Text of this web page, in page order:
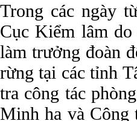
Trong các ngày
Cục Kiểm lâm
làm trưởng đoàn
rừng tại các tỉnh
tra công tác
Minh hạ và Công